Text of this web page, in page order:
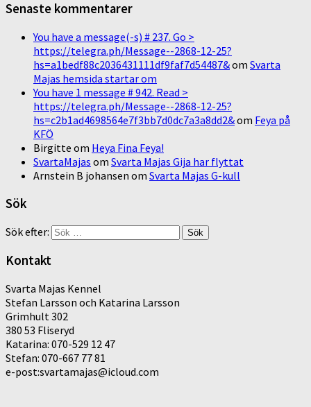
Senaste kommentarer
You have a message(-s) # 237. Go >
https://telegra.ph/Message--2868-12-25?
hs=a1bedf88c2036431111df9faf7d54487&om Svarta
Majas hemsida startar om
You have 1 message # 942. Read >
https://telegra.ph/Message--2868-12-25?
hs=c2b1ad4698564e7f3bb7d0dc7a3a8dd2&om Feya på
KFÖ
Birgitte om Heya Fina Feya!
SvartaMajas om Svarta Majas Gija har flyttat
Arnstein B johansen om Svarta Majas G-kull
Sök
Sök efter:
Kontakt
Svarta Majas Kennel
Stefan Larsson och Katarina Larsson
Grimhult 302
380 53 Fliseryd
Katarina: 070-529 12 47
Stefan: 070-667 77 81
e-post:svartamajas@icloud.com